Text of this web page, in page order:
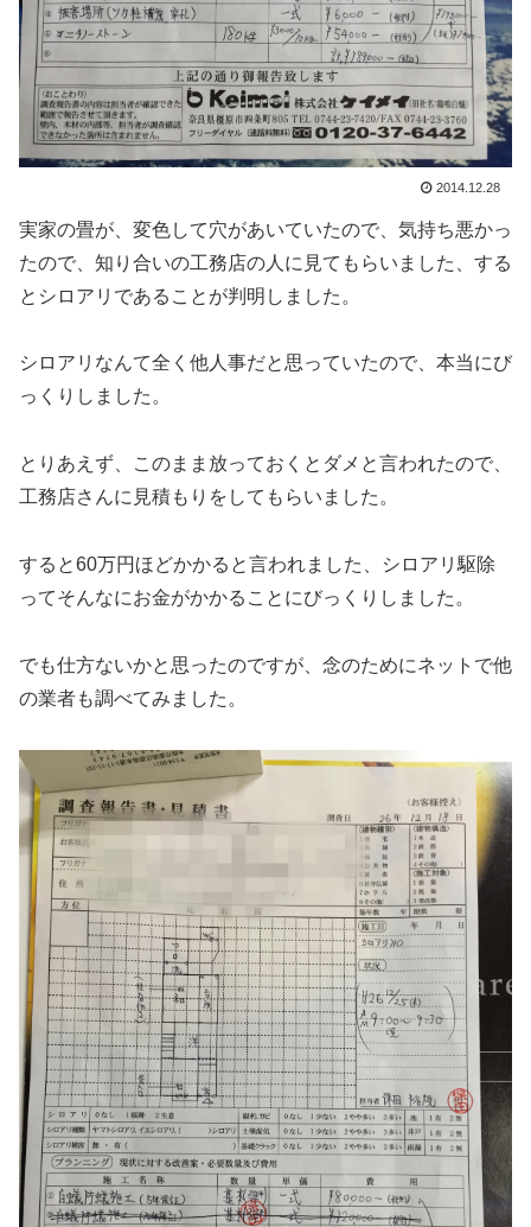
2014.12.28
実家の畳が、変色して穴があいていたので、気持ち悪かっ
たので、知り合いの工務店の人に見てもらいました、する
とシロアリであることが判明しました。
シロアリなんて全く他人事だと思っていたので、本当にび
っくりしました。
とりあえず、このまま放っておくとダメと言われたので、
工務店さんに見積もりをしてもらいました。
すると60万円ほどかかると言われました、シロアリ駆除
ってそんなにお金がかかることにびっくりしました。
でも仕方ないかと思ったのですが、念のためにネットで他
の業者も調べてみました。